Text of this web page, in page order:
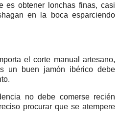
es obtener lonchas finas, casi
en la boca esparciendo
el corte manual artesano,
un buen jamón ibérico debe
no debe comerse recién
procurar que se atempere